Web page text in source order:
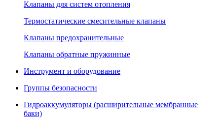
Клапаны для систем отопления
Термостатические смесительные клапаны
Клапаны предохранительные
Клапаны обратные пружинные
Инструмент и оборудование
Группы безопасности
Гидроаккумуляторы (расширительные мембранные
баки)